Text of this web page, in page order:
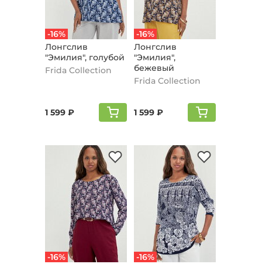
-16%
Лонгслив
"Эмилия", голубой
Frida Collection
1 599 ₽
-16%
Лонгслив
"Эмилия",
бежевый
Frida Collection
1 599 ₽
-16%
-16%